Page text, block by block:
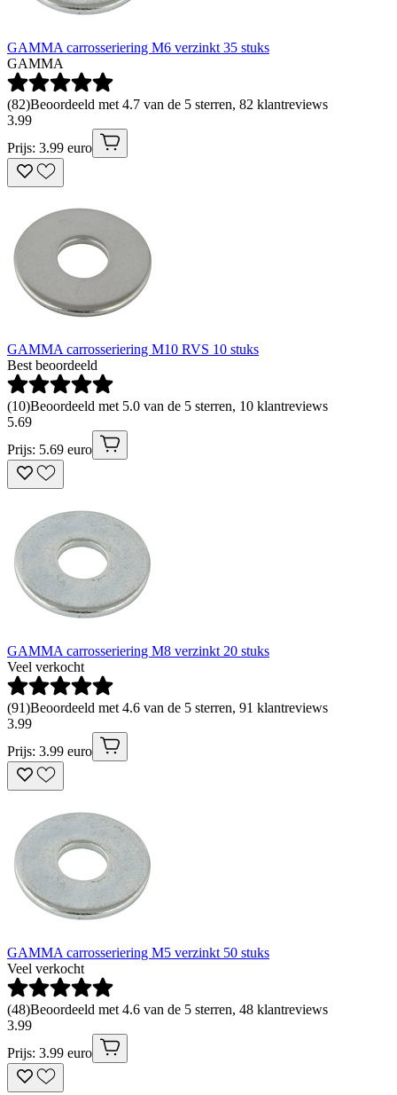
GAMMA carrosseriering M6 verzinkt 35 stuks
GAMMA
(82)Beoordeeld met 4.7 van de 5 sterren, 82 klantreviews
3.99
Prijs: 3.99 euro
GAMMA carrosseriering M10 RVS 10 stuks
Best beoordeeld
(10)Beoordeeld met 5.0 van de 5 sterren, 10 klantreviews
5.69
Prijs: 5.69 euro
GAMMA carrosseriering M8 verzinkt 20 stuks
Veel verkocht
(91)Beoordeeld met 4.6 van de 5 sterren, 91 klantreviews
3.99
Prijs: 3.99 euro
GAMMA carrosseriering M5 verzinkt 50 stuks
Veel verkocht
(48)Beoordeeld met 4.6 van de 5 sterren, 48 klantreviews
3.99
Prijs: 3.99 euro